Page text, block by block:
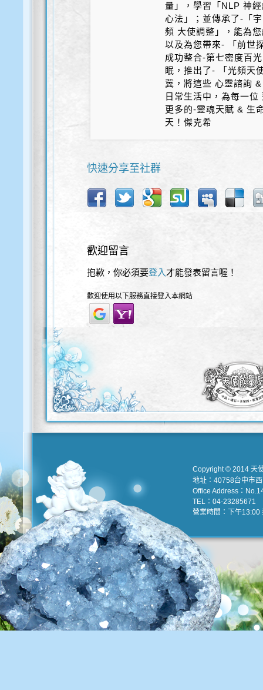
量」，學習「NLP 神
心法」；並傳承了-「
頻 大使調整」，能為
以及為您帶來- 「前世
成功整合-第七密度百
眠，推出了- 「光頻天
冀，將這些 心靈諮詢
日常生活中，為每一
更多的-靈魂天賦 & 生
天！傑克希
快速分享至社群
歡迎留言
抱歉，你必須要登入 才能發表留言喔！
歡迎使用以下服務直接登入本網站
Copyright © 2014 天
地址：40758台中市
Office Address：
TEL：04-23285671
營業時間：下午13:00